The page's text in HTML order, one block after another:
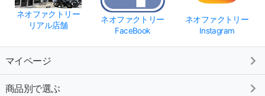
ネオファクトリー
リアル店舗
ネオファクトリー
FaceBook
ネオファクトリー
Instagram
マイページ
商品別で選ぶ